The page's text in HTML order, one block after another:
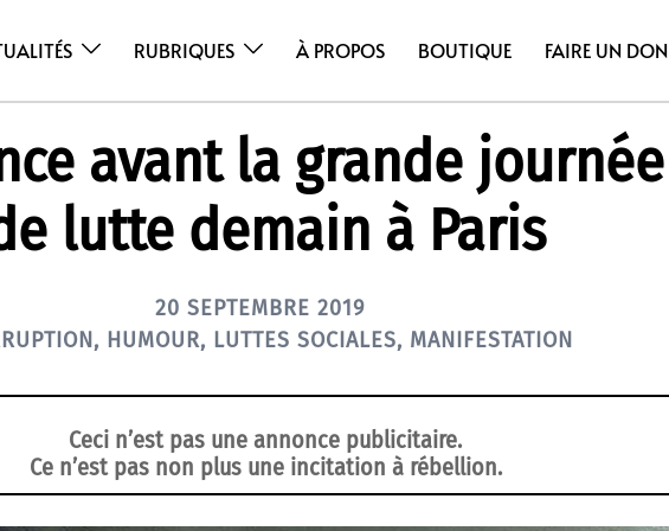
RUBRIQUES À PROPOS BOUTIQUE FAIRE UN DON
avant la grande journée
lutte demain à Paris
20 SEPTEMBRE 2019
, HUMOUR, LUTTES SOCIALES, MANIFESTATION
Ceci n’est pas une annonce publicitaire.
Ce n’est pas non plus une incitation à rébellion.